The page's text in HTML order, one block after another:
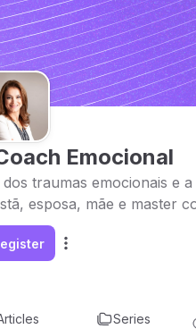
Emocional
traumas emocionais e
esposa, mãe e master
Series